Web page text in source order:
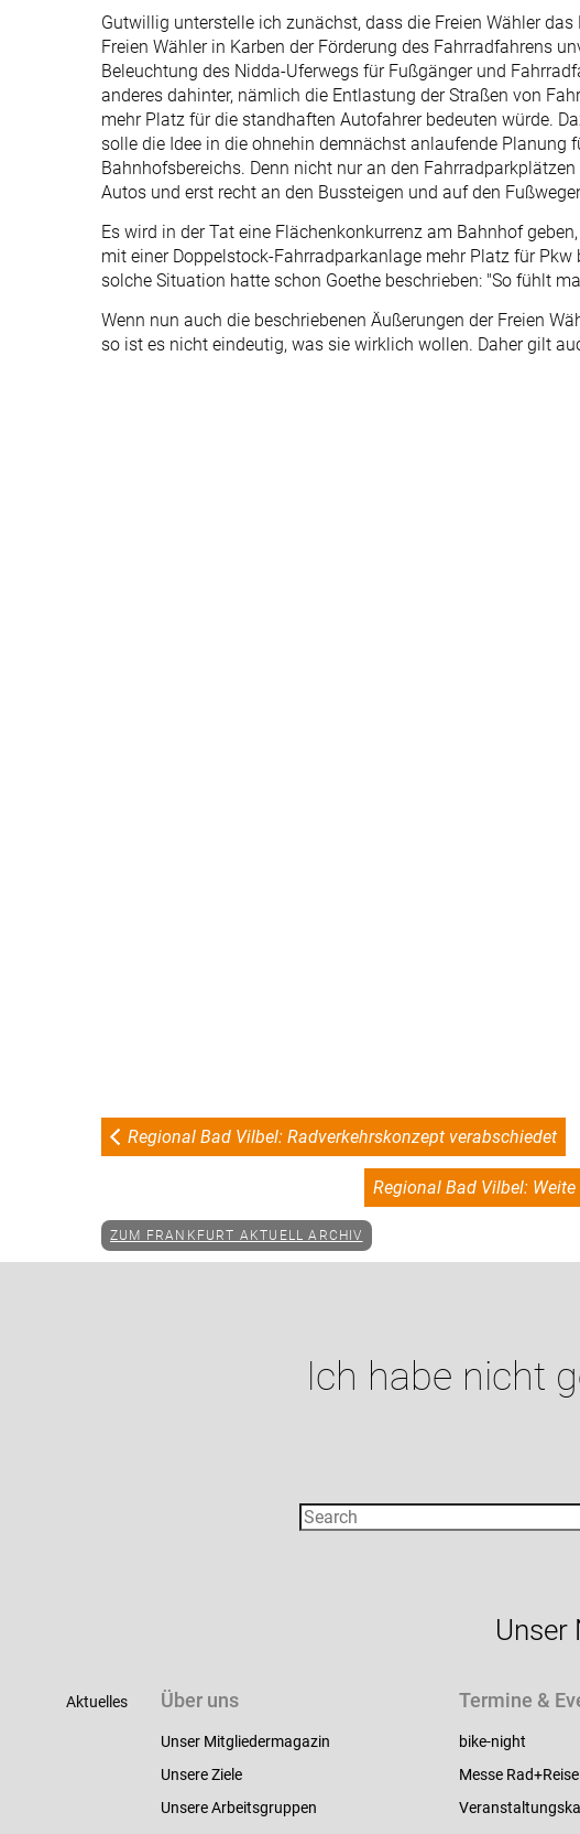
Gutwillig unterstelle ich zunächst, dass die Freien Wähler
Freien Wähler in Karben der Förderung des Fahrradfahrens
Beleuchtung des Nidda-Uferwegs für Fußgänger und
anderes dahinter, nämlich die Entlastung der Straßen von
mehr Platz für die standhaften Autofahrer bedeuten würde.
solle die Idee in die ohnehin demnächst anlaufende Planung
Bahnhofsbereichs. Denn nicht nur an den
Autos und erst recht an den Bussteigen und auf den
Es wird in der Tat eine Flächenkonkurrenz am Bahnhof
mit einer Doppelstock-Fahrradparkanlage mehr Platz für
solche Situation hatte schon Goethe beschrieben: "So fühlt
Wenn nun auch die beschriebenen Äußerungen der Freien
so ist es nicht eindeutig, was sie wirklich wollen. Daher gilt
Regional Bad Vilbel: Radverkehrskonzept verabschiedet
Regional Bad Vilbel:
ZUM FRANKFURT AKTUELL ARCHIV
Ich habe nicht
Unser
Aktuelles Über uns
Unser Mitgliedermagazin
Unsere Ziele
Unsere Arbeitsgruppen
Termine &
bike-night
Messe Rad+Reise